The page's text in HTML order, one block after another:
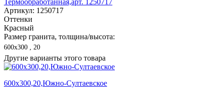
Артикул: 1250717
Оттенки
Красный
Размер гранита, толщина/высота:
600х300 , 20
Другие варианты этого товара
600х300,20,Южно-Султаевское